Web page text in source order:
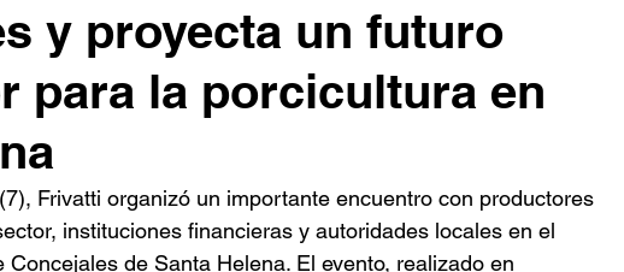
y proyecta un futuro
para la porcicultura en
Frivatti organizó un importante encuentro con productores
instituciones financieras y autoridades locales en el
de Santa Helena. El evento, realizado en